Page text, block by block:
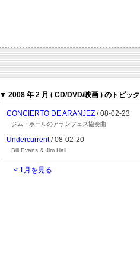
▼ 2008 年 2 月 ( CD/DVD/映画 ) のトピック
CONCIERTO DE ARANJEZ / 08-02-23
ジム・ホールのアランフェス協奏曲
Undercurrent/ 08-02-20
Bill Evans & Jim Hall
< 1月を見る